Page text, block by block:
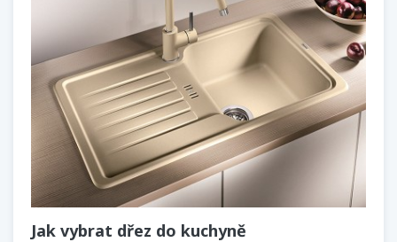
Jak vybrat dřez do kuchyně